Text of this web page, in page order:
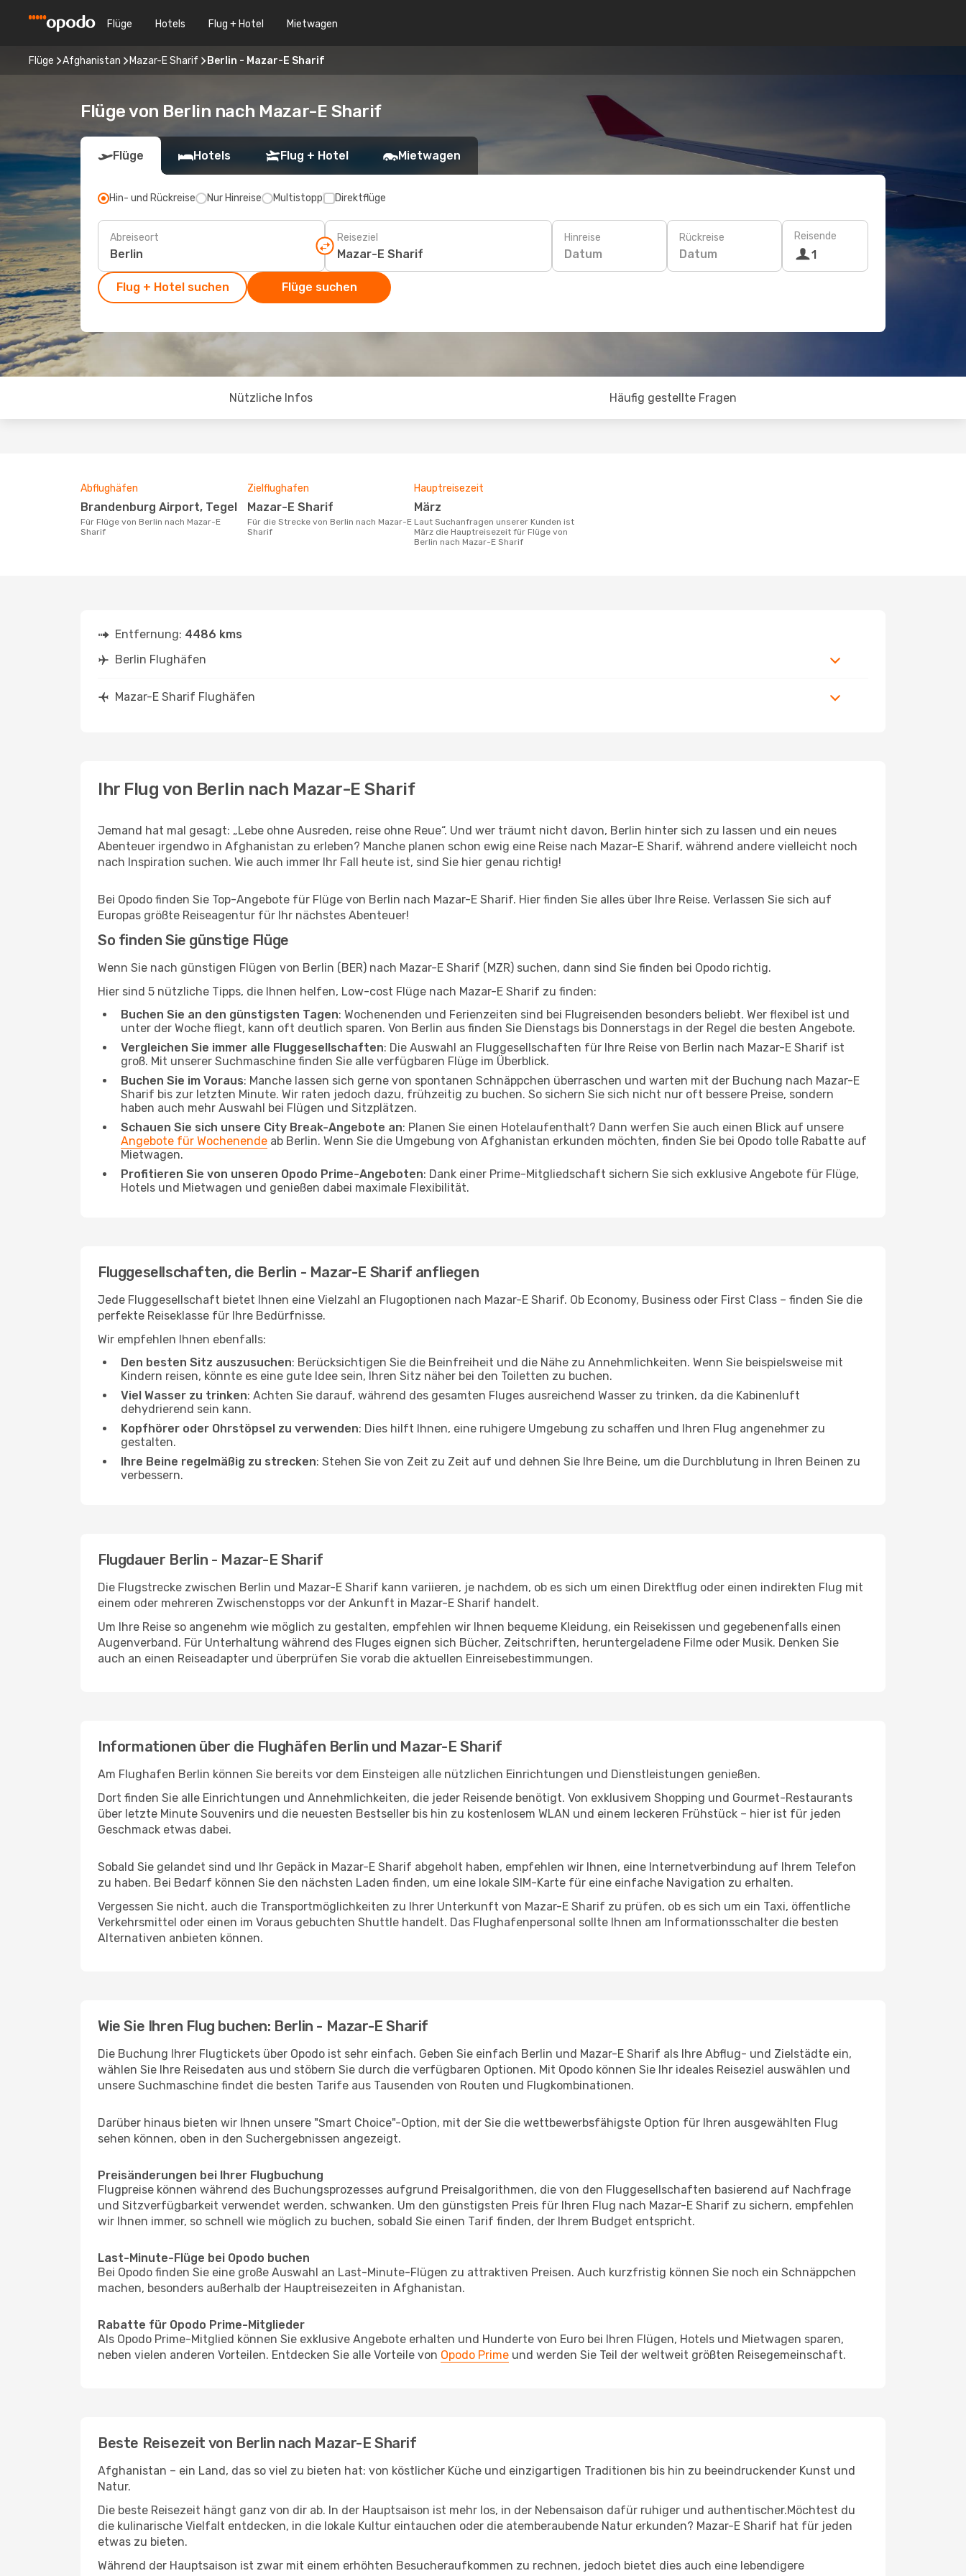
Flüge Hotels Flug + Hotel Mietwagen
Flüge Afghanistan Mazar-E Sharif Berlin - Mazar-E Sharif
Flüge von Berlin nach Mazar-E Sharif
Flüge Hotels Flug + Hotel Mietwagen
Hin- und Rückreise Nur Hinreise Multistopp Direktflüge
Abreiseort Reiseziel Hinreise
Datum
Rückreise
Datum
Reisende
1
Flug + Hotel suchen Flüge suchen
Nützliche Infos Häufig gestellte Fragen
Abflughäfen
Brandenburg Airport, Tegel
Für Flüge von Berlin nach Mazar-E
Sharif
Zielflughafen
Mazar-E Sharif
Für die Strecke von Berlin nach Mazar-E
Sharif
Hauptreisezeit
März
Laut Suchanfragen unserer Kunden ist
März die Hauptreisezeit für Flüge von
Berlin nach Mazar-E Sharif
Entfernung: 4486 kms
Berlin Flughäfen
Mazar-E Sharif Flughäfen
Ihr Flug von Berlin nach Mazar-E Sharif
Jemand hat mal gesagt: „Lebe ohne Ausreden, reise ohne Reue“. Und wer träumt nicht davon, Berlin hinter sich zu lassen und ein neues
Abenteuer irgendwo in Afghanistan zu erleben? Manche planen schon ewig eine Reise nach Mazar-E Sharif, während andere vielleicht noch
nach Inspiration suchen. Wie auch immer Ihr Fall heute ist, sind Sie hier genau richtig!
Bei Opodo finden Sie Top-Angebote für Flüge von Berlin nach Mazar-E Sharif. Hier finden Sie alles über Ihre Reise. Verlassen Sie sich auf
Europas größte Reiseagentur für Ihr nächstes Abenteuer!
So finden Sie günstige Flüge
Wenn Sie nach günstigen Flügen von Berlin (BER) nach Mazar-E Sharif (MZR) suchen, dann sind Sie finden bei Opodo richtig.
Hier sind 5 nützliche Tipps, die Ihnen helfen, Low-cost Flüge nach Mazar-E Sharif zu finden:
Buchen Sie an den günstigsten Tagen: Wochenenden und Ferienzeiten sind bei Flugreisenden besonders beliebt. Wer flexibel ist und
unter der Woche fliegt, kann oft deutlich sparen. Von Berlin aus finden Sie Dienstags bis Donnerstags in der Regel die besten Angebote.
Vergleichen Sie immer alle Fluggesellschaften: Die Auswahl an Fluggesellschaften für Ihre Reise von Berlin nach Mazar-E Sharif ist
groß. Mit unserer Suchmaschine finden Sie alle verfügbaren Flüge im Überblick.
Buchen Sie im Voraus: Manche lassen sich gerne von spontanen Schnäppchen überraschen und warten mit der Buchung nach Mazar-E
Sharif bis zur letzten Minute. Wir raten jedoch dazu, frühzeitig zu buchen. So sichern Sie sich nicht nur oft bessere Preise, sondern
haben auch mehr Auswahl bei Flügen und Sitzplätzen.
Schauen Sie sich unsere City Break-Angebote an: Planen Sie einen Hotelaufenthalt? Dann werfen Sie auch einen Blick auf unsere
Angebote für Wochenende ab Berlin. Wenn Sie die Umgebung von Afghanistan erkunden möchten, finden Sie bei Opodo tolle Rabatte auf
Mietwagen.
Profitieren Sie von unseren Opodo Prime-Angeboten: Dank einer Prime-Mitgliedschaft sichern Sie sich exklusive Angebote für Flüge,
Hotels und Mietwagen und genießen dabei maximale Flexibilität.
Fluggesellschaften, die Berlin - Mazar-E Sharif anfliegen
Jede Fluggesellschaft bietet Ihnen eine Vielzahl an Flugoptionen nach Mazar-E Sharif. Ob Economy, Business oder First Class – finden Sie die
perfekte Reiseklasse für Ihre Bedürfnisse.
Wir empfehlen Ihnen ebenfalls:
Den besten Sitz auszusuchen: Berücksichtigen Sie die Beinfreiheit und die Nähe zu Annehmlichkeiten. Wenn Sie beispielsweise mit
Kindern reisen, könnte es eine gute Idee sein, Ihren Sitz näher bei den Toiletten zu buchen.
Viel Wasser zu trinken: Achten Sie darauf, während des gesamten Fluges ausreichend Wasser zu trinken, da die Kabinenluft
dehydrierend sein kann.
Kopfhörer oder Ohrstöpsel zu verwenden: Dies hilft Ihnen, eine ruhigere Umgebung zu schaffen und Ihren Flug angenehmer zu
gestalten.
Ihre Beine regelmäßig zu strecken: Stehen Sie von Zeit zu Zeit auf und dehnen Sie Ihre Beine, um die Durchblutung in Ihren Beinen zu
verbessern.
Flugdauer Berlin - Mazar-E Sharif
Die Flugstrecke zwischen Berlin und Mazar-E Sharif kann variieren, je nachdem, ob es sich um einen Direktflug oder einen indirekten Flug mit
einem oder mehreren Zwischenstopps vor der Ankunft in Mazar-E Sharif handelt.
Um Ihre Reise so angenehm wie möglich zu gestalten, empfehlen wir Ihnen bequeme Kleidung, ein Reisekissen und gegebenenfalls einen
Augenverband. Für Unterhaltung während des Fluges eignen sich Bücher, Zeitschriften, heruntergeladene Filme oder Musik. Denken Sie
auch an einen Reiseadapter und überprüfen Sie vorab die aktuellen Einreisebestimmungen.
Informationen über die Flughäfen Berlin und Mazar-E Sharif
Am Flughafen Berlin können Sie bereits vor dem Einsteigen alle nützlichen Einrichtungen und Dienstleistungen genießen.
Dort finden Sie alle Einrichtungen und Annehmlichkeiten, die jeder Reisende benötigt. Von exklusivem Shopping und Gourmet-Restaurants
über letzte Minute Souvenirs und die neuesten Bestseller bis hin zu kostenlosem WLAN und einem leckeren Frühstück – hier ist für jeden
Geschmack etwas dabei.
Sobald Sie gelandet sind und Ihr Gepäck in Mazar-E Sharif abgeholt haben, empfehlen wir Ihnen, eine Internetverbindung auf Ihrem Telefon
zu haben. Bei Bedarf können Sie den nächsten Laden finden, um eine lokale SIM-Karte für eine einfache Navigation zu erhalten.
Vergessen Sie nicht, auch die Transportmöglichkeiten zu Ihrer Unterkunft von Mazar-E Sharif zu prüfen, ob es sich um ein Taxi, öffentliche
Verkehrsmittel oder einen im Voraus gebuchten Shuttle handelt. Das Flughafenpersonal sollte Ihnen am Informationsschalter die besten
Alternativen anbieten können.
Wie Sie Ihren Flug buchen: Berlin - Mazar-E Sharif
Die Buchung Ihrer Flugtickets über Opodo ist sehr einfach. Geben Sie einfach Berlin und Mazar-E Sharif als Ihre Abflug- und Zielstädte ein,
wählen Sie Ihre Reisedaten aus und stöbern Sie durch die verfügbaren Optionen. Mit Opodo können Sie Ihr ideales Reiseziel auswählen und
unsere Suchmaschine findet die besten Tarife aus Tausenden von Routen und Flugkombinationen.
Darüber hinaus bieten wir Ihnen unsere "Smart Choice"-Option, mit der Sie die wettbewerbsfähigste Option für Ihren ausgewählten Flug
sehen können, oben in den Suchergebnissen angezeigt.
Preisänderungen bei Ihrer Flugbuchung
Flugpreise können während des Buchungsprozesses aufgrund Preisalgorithmen, die von den Fluggesellschaften basierend auf Nachfrage
und Sitzverfügbarkeit verwendet werden, schwanken. Um den günstigsten Preis für Ihren Flug nach Mazar-E Sharif zu sichern, empfehlen
wir Ihnen immer, so schnell wie möglich zu buchen, sobald Sie einen Tarif finden, der Ihrem Budget entspricht.
Last-Minute-Flüge bei Opodo buchen
Bei Opodo finden Sie eine große Auswahl an Last-Minute-Flügen zu attraktiven Preisen. Auch kurzfristig können Sie noch ein Schnäppchen
machen, besonders außerhalb der Hauptreisezeiten in Afghanistan.
Rabatte für Opodo Prime-Mitglieder
Als Opodo Prime-Mitglied können Sie exklusive Angebote erhalten und Hunderte von Euro bei Ihren Flügen, Hotels und Mietwagen sparen,
neben vielen anderen Vorteilen. Entdecken Sie alle Vorteile von Opodo Prime und werden Sie Teil der weltweit größten Reisegemeinschaft.
Beste Reisezeit von Berlin nach Mazar-E Sharif
Afghanistan – ein Land, das so viel zu bieten hat: von köstlicher Küche und einzigartigen Traditionen bis hin zu beeindruckender Kunst und
Natur.
Die beste Reisezeit hängt ganz von dir ab. In der Hauptsaison ist mehr los, in der Nebensaison dafür ruhiger und authentischer.Möchtest du
die kulinarische Vielfalt entdecken, in die lokale Kultur eintauchen oder die atemberaubende Natur erkunden? Mazar-E Sharif hat für jeden
etwas zu bieten.
Während der Hauptsaison ist zwar mit einem erhöhten Besucheraufkommen zu rechnen, jedoch bietet dies auch eine lebendigere